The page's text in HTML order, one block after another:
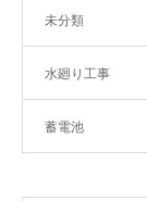
未分類
水廻り工事
蓄電池